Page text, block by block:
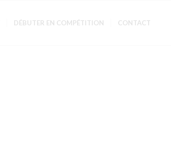
DÉBUTER EN COMPÉTITION CONTACT